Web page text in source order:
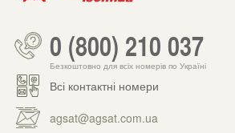
0 (800) 210 037
Безкоштовно для всіх номерів по Україні
Всі контактні номери
agsat@agsat.com.ua